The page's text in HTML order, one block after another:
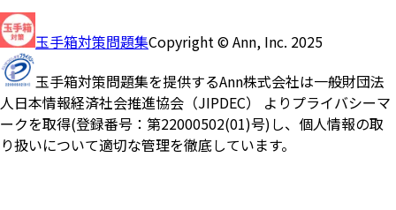
玉手箱対策問題集Copyright © Ann, Inc. 2025
玉手箱対策問題集を提供するAnn株式会社は一般財団法
人日本情報経済社会推進協会（JIPDEC） よりプライバシーマ
ークを取得(登録番号：第22000502(01)号)し、個人情報の取
り扱いについて適切な管理を徹底しています。